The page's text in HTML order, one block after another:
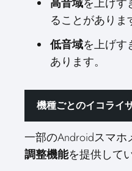
ることがありま
低音域を上げす
あります。
機種ごとのイコライ
一部のAndroidスマホ
調整機能を提供して